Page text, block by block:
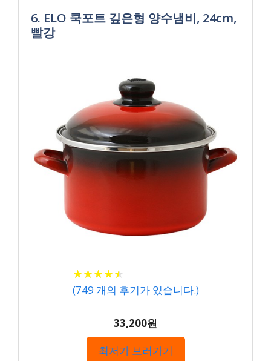
6. ELO 쿡포트 깊은형 양수냄비, 24cm,
빨강
★★★★★
★★★★★
(749 개의 후기가 있습니다.)
33,200원
최저가 보러가기